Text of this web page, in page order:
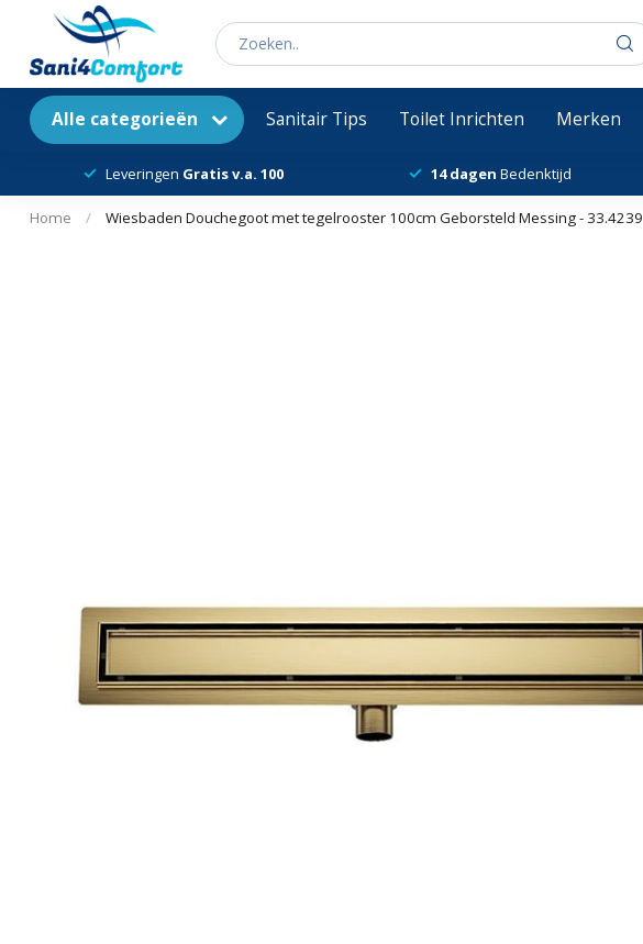
Alle categorieën Sanitair Tips Toilet Inrichten Merken
Leveringen Gratis v.a. 100 14 dagen Bedenktijd
Home / Wiesbaden Douchegoot met tegelrooster 100cm Geborsteld Messing - 33.4239